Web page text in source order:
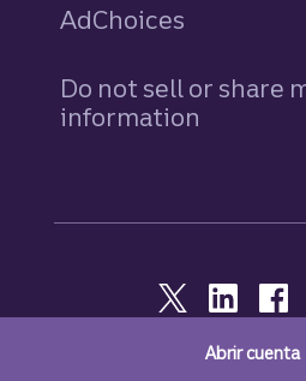
Abrir cuenta
AdChoices
Do not sell or share
information
© 2026, Truist. Todos los